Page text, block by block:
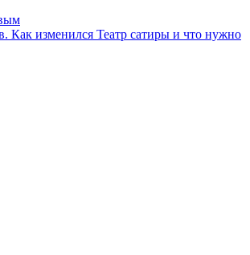
Как изменился Театр сатиры и что нужно